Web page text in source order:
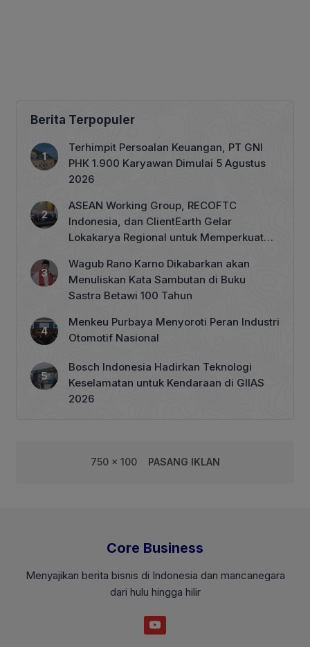
Berita Terpopuler
Terhimpit Persoalan Keuangan, PT GNI
PHK 1.900 Karyawan Dimulai 5 Agustus
2026
ASEAN Working Group, RECOFTC
Indonesia, dan ClientEarth Gelar
Lokakarya Regional untuk Memperkuat
Wagub Rano Karno Dikabarkan akan
Menuliskan Kata Sambutan di Buku
Sastra Betawi 100 Tahun
Menkeu Purbaya Menyoroti Peran Industri
Otomotif Nasional
Bosch Indonesia Hadirkan Teknologi
Keselamatan untuk Kendaraan di GIIAS
2026
750 x 100 PASANG IKLAN
Core Business
Menyajikan berita bisnis di Indonesia dan mancanegara
dari hulu hingga hilir